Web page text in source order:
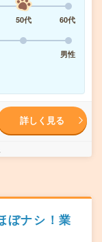
50代
60代
男性
詳しく見る
ぼナシ！業